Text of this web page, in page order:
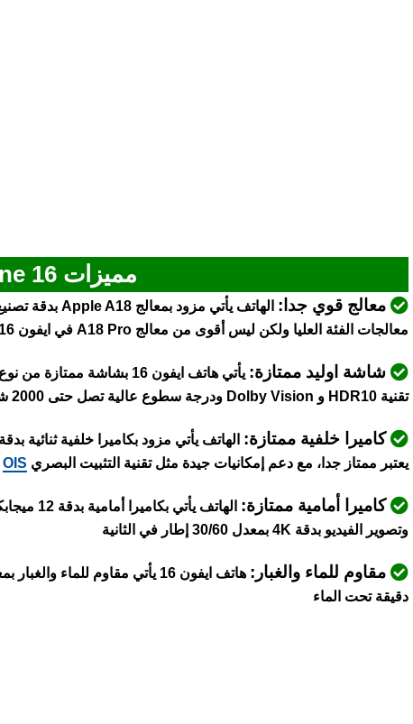
مميزات iPhone 16
معالج قوي جدا: الهاتف يأتي مزود بمعالج Apple A18
معالجات الفئة العليا ولكن ليس أقوى من معالج A18 Pro في ايفون 16 برو
شاشة اوليد ممتازة: يأتي هاتف ايفون 16 بشاشة ممتازة من نوع
تقنية HDR10 و Dolby Vision ودرجة سطوع عالية تصل حتى 2000 شمعة
كاميرا خلفية ممتازة:
يعتبر ممتاز جدا، مع دعم إمكانيات جيدة مثل تقنية التثبيت البصري OIS
كاميرا أمامية ممتازة:
وتصوير الفيديو بدقة 4K بمعدل 30/60 إطار في الثانية
مقاوم للماء والغبار:
دقيقة تحت الماء